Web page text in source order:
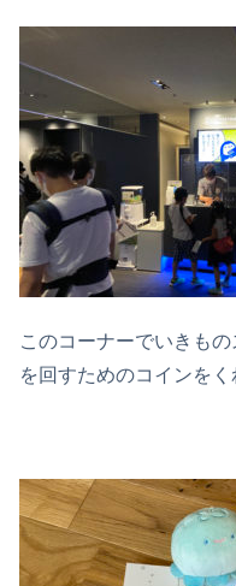
このコーナーでいきも
を回すためのコインをく